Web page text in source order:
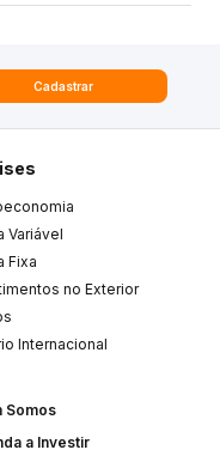
Cadastrar
Variável
Fixa
no Exterior
Internacional
Somos
a Investir